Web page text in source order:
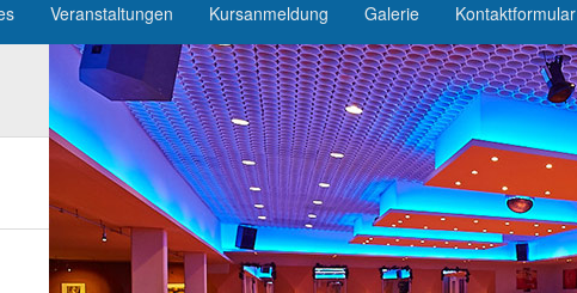
Veranstaltungen Kursanmeldung Galerie Kontaktformular